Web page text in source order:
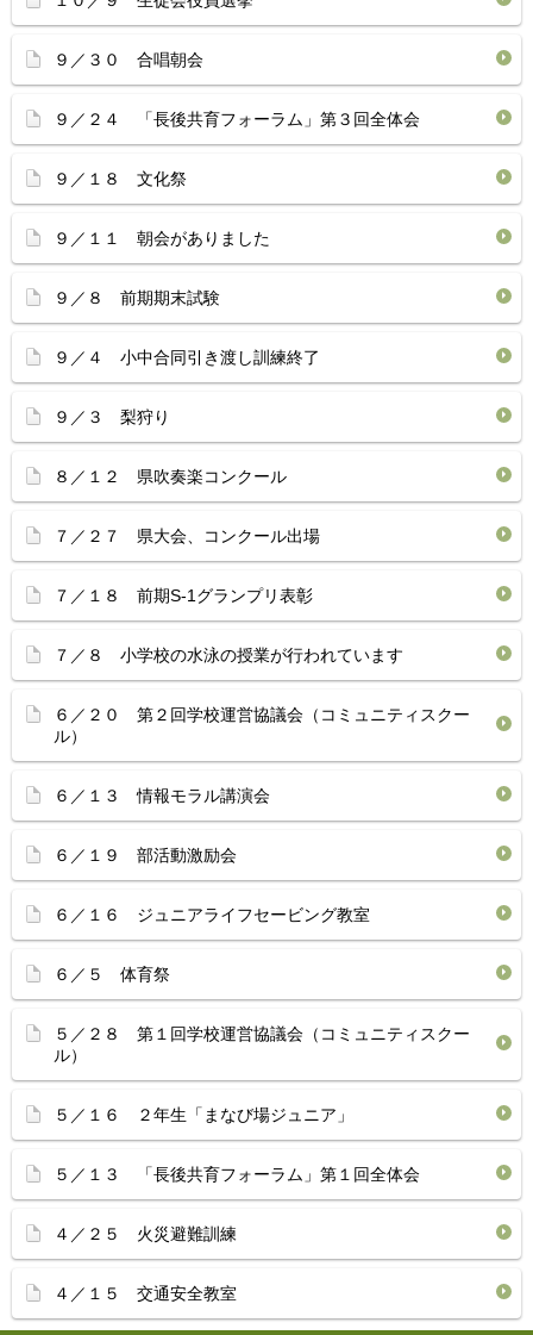
９／３０ 合唱朝会
９／２４ 「長後共育フォーラム」第３回全体会
９／１８ 文化祭
９／１１ 朝会がありました
９／８ 前期期末試験
９／４ 小中合同引き渡し訓練終了
９／３ 梨狩り
８／１２ 県吹奏楽コンクール
７／２７ 県大会、コンクール出場
７／１８ 前期S-1グランプリ表彰
７／８ 小学校の水泳の授業が行われています
６／２０ 第２回学校運営協議会（コミュニティスクー
ル）
６／１３ 情報モラル講演会
６／１９ 部活動激励会
６／１６ ジュニアライフセービング教室
６／５ 体育祭
５／２８ 第１回学校運営協議会（コミュニティスクー
ル）
５／１６ ２年生「まなび場ジュニア」
５／１３ 「長後共育フォーラム」第１回全体会
４／２５ 火災避難訓練
４／１５ 交通安全教室